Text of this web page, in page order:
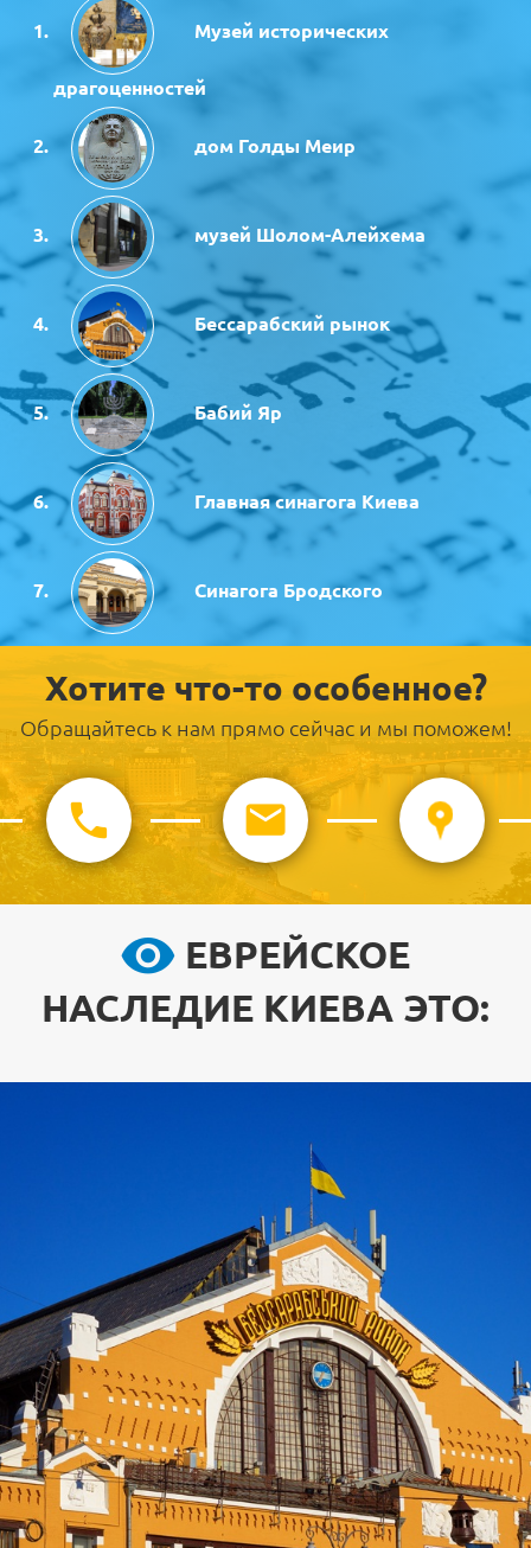
Музей исторических
драгоценностей
дом Голды Меир
музей Шолом-Алейхема
Бессарабский рынок
Бабий Яр
Главная синагога Киева
Синагога Бродского
Хотите что-то особенное?
Обращайтесь к нам прямо сейчас и мы поможем!
ЕВРЕЙСКОЕ
НАСЛЕДИЕ КИЕВА ЭТО: